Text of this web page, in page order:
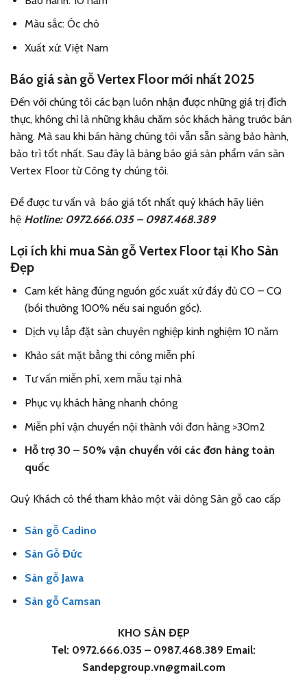
Màu sắc: Óc chó
Xuất xứ: Việt Nam
Báo giá sàn gỗ Vertex Floor mới nhất 2025
Đến với chúng tôi các bạn luôn nhận được những giá trị đích
thực, không chỉ là những khâu chăm sóc khách hàng trước bán
hàng. Mà sau khi bán hàng chúng tôi vẫn sẵn sàng bảo hành,
bảo trì tốt nhất. Sau đây là bảng báo giá sản phẩm ván sàn
Vertex Floor từ Công ty chúng tôi.
Để được tư vấn và báo giá tốt nhất quý khách hãy liên
hệ Hotline: 0972.666.035 – 0987.468.389
Lợi ích khi mua Sàn gỗ Vertex Floor tại Kho Sàn
Đẹp
Cam kết hàng đúng nguồn gốc xuất xứ đầy đủ CO – CQ
(bồi thường 100% nếu sai nguồn gốc).
Dịch vụ lắp đặt sàn chuyên nghiệp kinh nghiệm 10 năm
Khảo sát mặt bằng thi công miễn phí
Tư vấn miễn phí, xem mẫu tại nhà
Phục vụ khách hàng nhanh chóng
Miễn phí vận chuyển nội thành với đơn hàng >30m2
Hỗ trợ 30 – 50% vận chuyển với các đơn hàng toàn
quốc
Quý Khách có thể tham khảo một vài dòng Sàn gỗ cao cấp
Sàn gỗ Cadino
Sàn Gỗ Đức
Sàn gỗ Jawa
Sàn gỗ Camsan
KHO SÀN ĐẸP
Tel: 0972.666.035 – 0987.468.389 Email:
Sandepgroup.vn@gmail.com